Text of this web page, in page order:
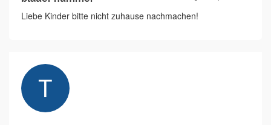
Liebe Kinder bitte nicht zuhause nachmachen!